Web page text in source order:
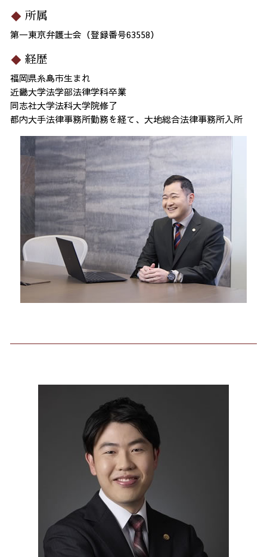
所属
第一東京弁護士会（登録番号63558）
経歴
福岡県糸島市生まれ
近畿大学法学部法律学科卒業
同志社大学法科大学院修了
都内大手法律事務所勤務を経て、大地総合法律事務所入所